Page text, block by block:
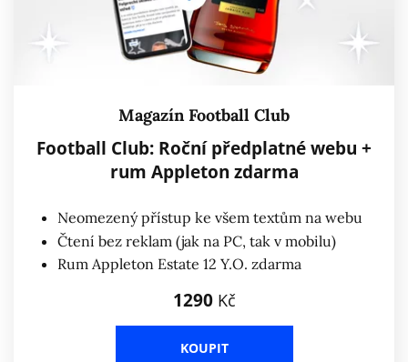
Magazín Football Club
Football Club: Roční předplatné webu +
rum Appleton zdarma
Neomezený přístup ke všem textům na webu
Čtení bez reklam (jak na PC, tak v mobilu)
Rum Appleton Estate 12 Y.O. zdarma
1290 Kč
KOUPIT